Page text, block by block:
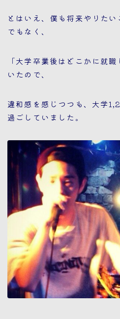
とはいえ、僕も将来やりた
でもなく、
「大学卒業後はどこかに就
いたので、
違和感を感じつつも、大学
過ごしていました。